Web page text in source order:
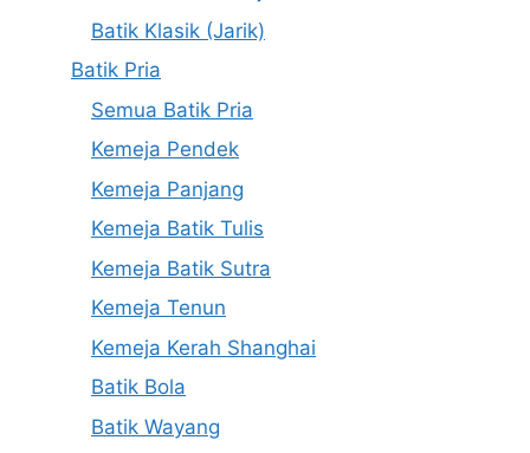
Batik Klasik (Jarik)
Batik Pria
Semua Batik Pria
Kemeja Pendek
Kemeja Panjang
Kemeja Batik Tulis
Kemeja Batik Sutra
Kemeja Tenun
Kemeja Kerah Shanghai
Batik Bola
Batik Wayang